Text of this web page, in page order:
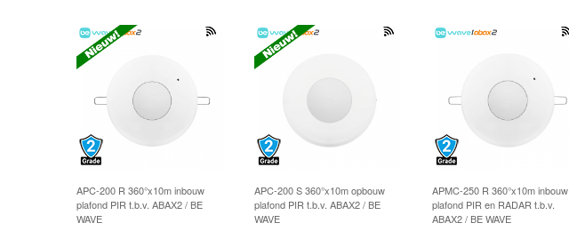
APC-200 R 360°x10m inbouw
plafond PIR t.b.v. ABAX2 / BE
WAVE
APC-200 S 360°x10m opbouw
plafond PIR t.b.v. ABAX2 / BE
WAVE
APMC-250 R 360°x10m inbouw
plafond PIR en RADAR t.b.v.
ABAX2 / BE WAVE